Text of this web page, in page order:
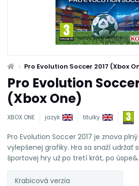
Pro Evolution Soccer 2017 (Xbox
Pro Evolution
(Xbox One)
XBOX ONE jazyk titulky
Pro Evolution Soccer 2017 je znova
vylepšenej grafiky. Hra sa snaží udržať
športovej hry už po tretí krát, po
Krabicová verzia